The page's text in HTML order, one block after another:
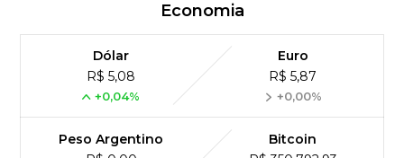
Economia
Dólar
R$ 5,08
+0,04%
Euro
R$ 5,87
+0,00%
Peso Argentino
Bitcoin